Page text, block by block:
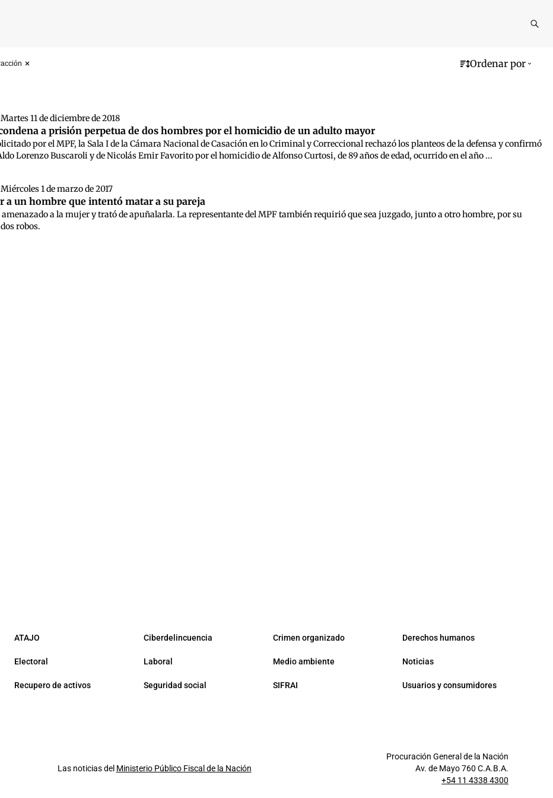
Ordenar por
Martes 11 de diciembre de 2018
a prisión perpetua de dos hombres por el homicidio de un adulto mayor
por el MPF, la Sala I de la Cámara Nacional de Casación en lo Criminal y Correccional rechazó los planteos de la defensa y confirmó
Lorenzo Buscaroli y de Nicolás Emir Favorito por el homicidio de Alfonso Curtosi, de 89 años de edad, ocurrido en el año ...
Miércoles 1 de marzo de 2017
a un hombre que intentó matar a su pareja
amenazado a la mujer y trató de apuñalarla. La representante del MPF también requirió que sea juzgado, junto a otro hombre, por su
robos.
ATAJO Ciberdelincuencia Crimen organizado Derechos humanos
Electoral Laboral Medio ambiente Noticias
Recupero de activos Seguridad social SIFRAI Usuarios y consumidores
Las noticias del Ministerio Público Fiscal de la Nación
Procuración General de la Nación
Av. de Mayo 760 C.A.B.A.
+54 11 4338 4300